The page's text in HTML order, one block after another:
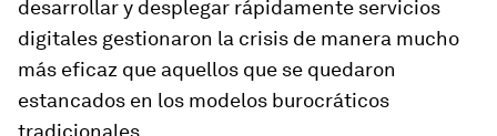
desarrollar y desplegar rápidamente servicios
digitales gestionaron la crisis de manera mucho
más eficaz que aquellos que se quedaron
estancados en los modelos burocráticos